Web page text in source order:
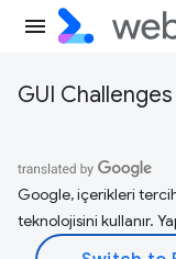
GUI Challenges
Google, içerikleri
teknolojisini kullanır.